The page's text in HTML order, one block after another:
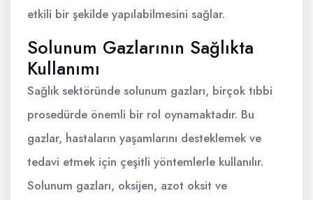
etkili bir şekilde yapılabilmesini sağlar.
Solunum Gazlarının Sağlıkta
Kullanımı
Sağlık sektöründe solunum gazları, birçok tıbbi
prosedürde önemli bir rol oynamaktadır. Bu
gazlar, hastaların yaşamlarını desteklemek ve
tedavi etmek için çeşitli yöntemlerle kullanılır.
Solunum gazları, oksijen, azot oksit ve